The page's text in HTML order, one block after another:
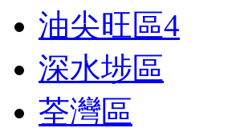
油尖旺區4
深水埗區
荃灣區